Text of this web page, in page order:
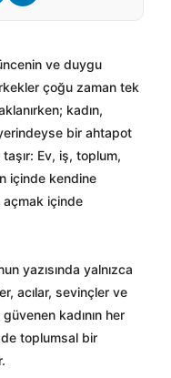
ve duygu
çoğu zaman tek
kadın,
bir ahtapot
Ev, iş, toplum,
içinde kendine
açmak içinde
yazısında yalnızca
acılar, sevinçler ve
kadının her
toplumsal bir